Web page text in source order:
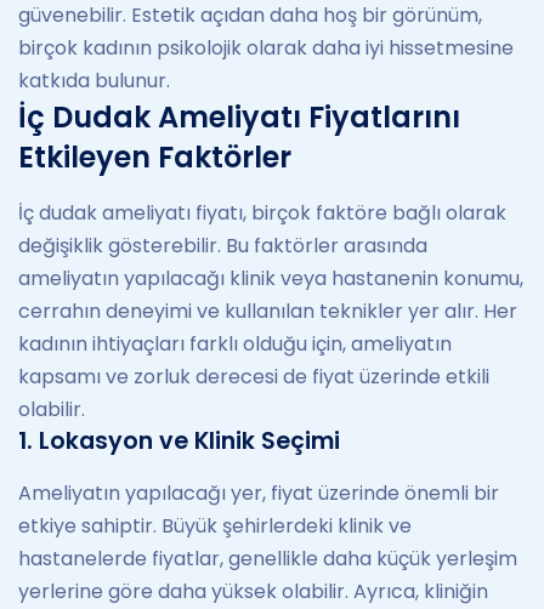
güvenebilir. Estetik açıdan daha hoş bir görünüm,
birçok kadının psikolojik olarak daha iyi hissetmesine
katkıda bulunur.
İç Dudak Ameliyatı Fiyatlarını
Etkileyen Faktörler
İç dudak ameliyatı fiyatı, birçok faktöre bağlı olarak
değişiklik gösterebilir. Bu faktörler arasında
ameliyatın yapılacağı klinik veya hastanenin konumu,
cerrahın deneyimi ve kullanılan teknikler yer alır. Her
kadının ihtiyaçları farklı olduğu için, ameliyatın
kapsamı ve zorluk derecesi de fiyat üzerinde etkili
olabilir.
1. Lokasyon ve Klinik Seçimi
Ameliyatın yapılacağı yer, fiyat üzerinde önemli bir
etkiye sahiptir. Büyük şehirlerdeki klinik ve
hastanelerde fiyatlar, genellikle daha küçük yerleşim
yerlerine göre daha yüksek olabilir. Ayrıca, kliniğin